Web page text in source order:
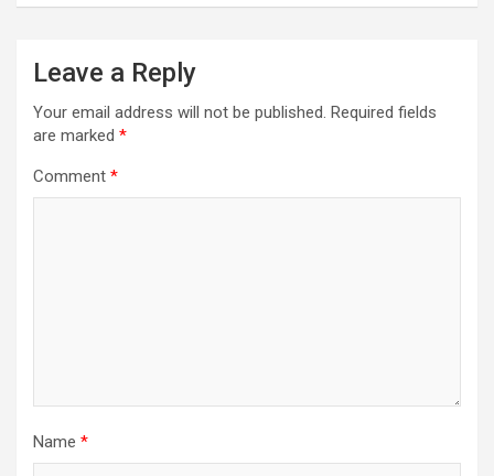
Leave a Reply
Your email address will not be published. Required fields
are marked *
Comment *
Name *